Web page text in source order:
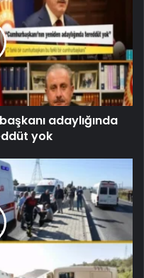
adaylığında
yok